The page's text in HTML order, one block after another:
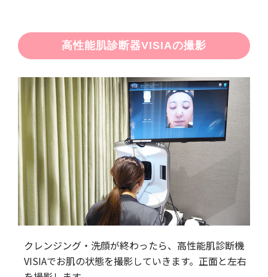
高性能肌診断器VISIAの撮影
クレンジング・洗顔が終わったら、高性能肌診断機
VISIAでお肌の状態を撮影していきます。正面と左右